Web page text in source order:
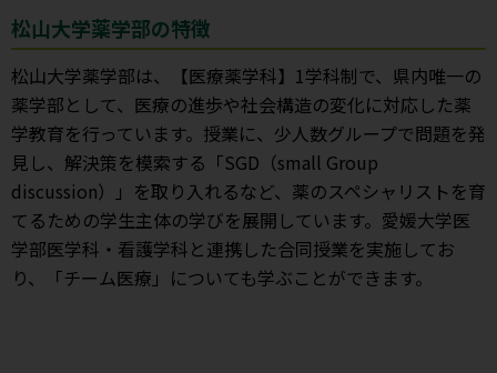
松山大学薬学部の特徴
松山大学薬学部は、【医療薬学科】1学科制で、県内唯一の
薬学部として、医療の進歩や社会構造の変化に対応した薬
学教育を行っています。授業に、少人数グループで問題を発
見し、解決策を模索する「SGD（small Group
discussion）」を取り入れるなど、薬のスペシャリストを育
てるための学生主体の学びを展開しています。愛媛大学医
学部医学科・看護学科と連携した合同授業を実施してお
り、「チーム医療」についても学ぶことができます。